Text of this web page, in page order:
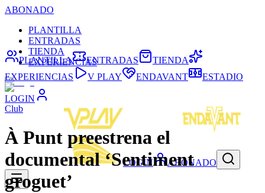
ABONADO
PLANTILLA
ENTRADAS
TIENDA
EXPERIENCIAS
LOGIN
LOGIN ABONADO
PLANTILLA ENTRADAS
TIENDA
EXPERIENCIAS
V PLAY ENDAVANT ESTADIO
Club
À Punt preestrena el
documental ‘Sentiment
groguet’